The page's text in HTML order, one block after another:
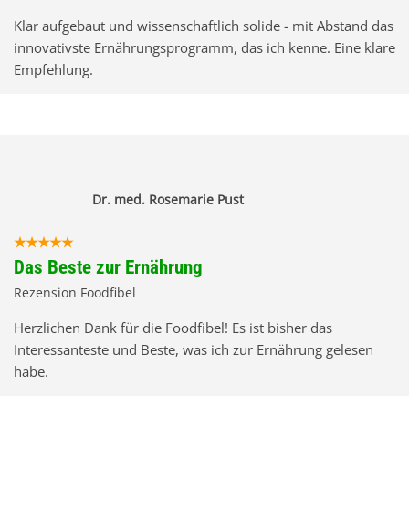
Klar aufgebaut und wissenschaftlich solide - mit Abstand das
innovativste Ernährungsprogramm, das ich kenne. Eine klare
Empfehlung.
Dr. med. Rosemarie Pust
Das Beste zur Ernährung
Rezension Foodfibel
Herzlichen Dank für die Foodfibel! Es ist bisher das
Interessanteste und Beste, was ich zur Ernährung gelesen
habe.